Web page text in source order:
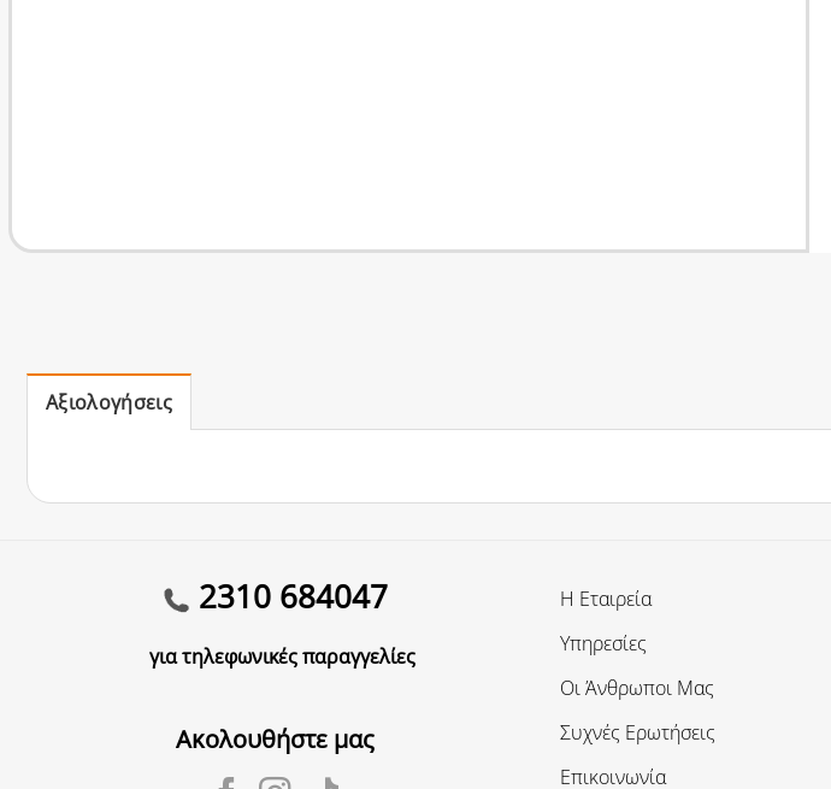
Αξιολογήσεις
2310 684047
για τηλεφωνικές παραγγελίες
Ακολουθήστε μας
Η Εταιρεία
Υπηρεσίες
Οι Άνθρωποι Μας
Συχνές Ερωτήσεις
Επικοινωνία